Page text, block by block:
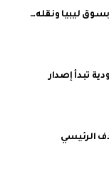
ليبيا ونقله…
تبدأ إصدار
الرئيسي